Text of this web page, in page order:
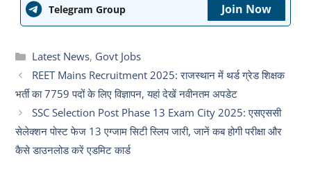
Telegram Group Join Now
Categories
Latest News, Govt Jobs
REET Mains Recruitment 2025: राजस्थान में थर्ड ग्रेड शिक्षक
भर्ती का 7759 पदों के लिए विज्ञापन, यहां देखें नवीनतम अपडेट
SSC Selection Post Phase 13 Exam City 2025: एसएससी
सेलेक्शन पोस्ट फेज 13 एग्जाम सिटी स्लिप जारी, जानें कब होगी परीक्षा और
कैसे डाउनलोड करें एडमिट कार्ड